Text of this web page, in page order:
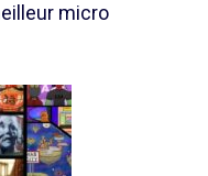
micro